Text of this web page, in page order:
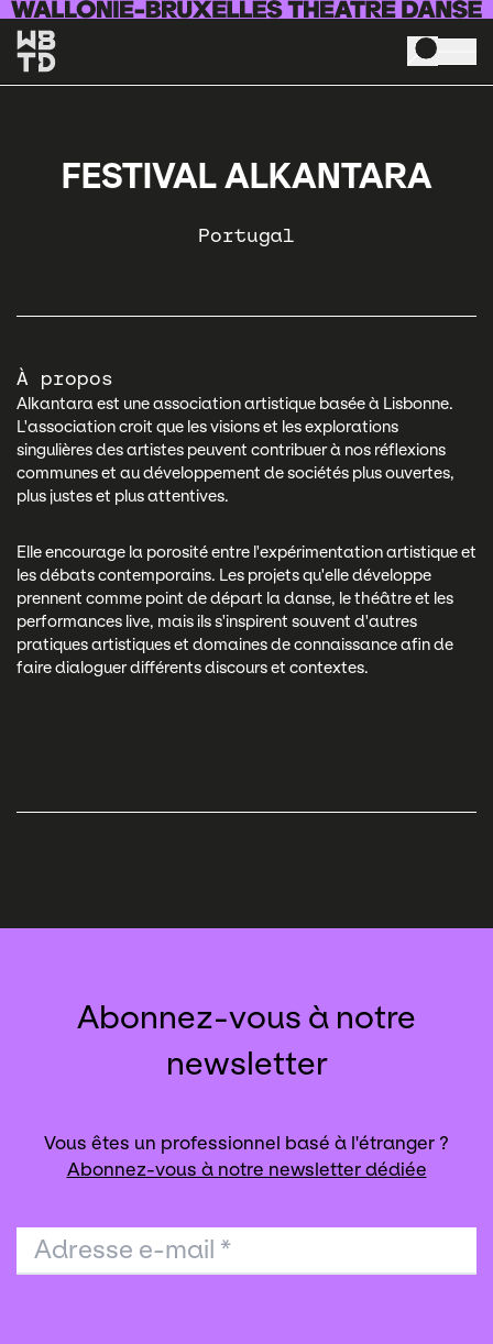
Aller au contenu principal
FESTIVAL ALKANTARA
Portugal
À propos
Alkantara est une association artistique basée à Lisbonne.
L'association croit que les visions et les explorations
singulières des artistes peuvent contribuer à nos réflexions
communes et au développement de sociétés plus ouvertes,
plus justes et plus attentives.
Elle encourage la porosité entre l'expérimentation artistique et
les débats contemporains. Les projets qu'elle développe
prennent comme point de départ la danse, le théâtre et les
performances live, mais ils s'inspirent souvent d'autres
pratiques artistiques et domaines de connaissance afin de
faire dialoguer différents discours et contextes.
Abonnez-vous à notre
newsletter
Vous êtes un professionnel basé à l'étranger ?
Abonnez-vous à notre newsletter dédiée
Adresse e-mail *